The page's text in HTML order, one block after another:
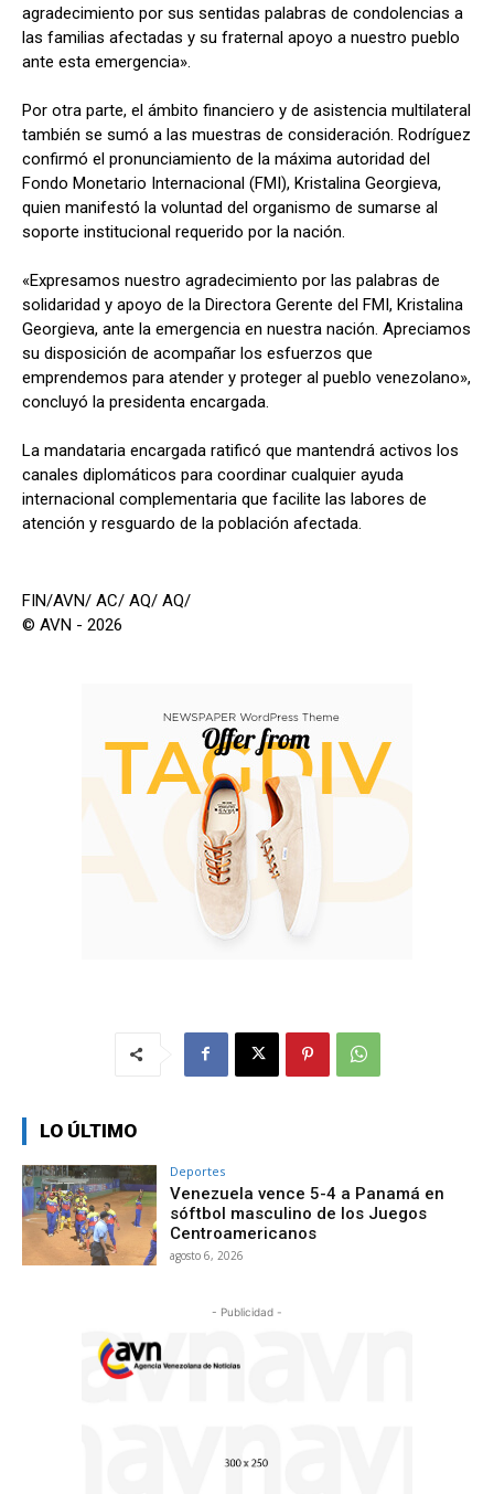
agradecimiento por sus sentidas palabras de condolencias a
las familias afectadas y su fraternal apoyo a nuestro pueblo
ante esta emergencia».
Por otra parte, el ámbito financiero y de asistencia multilateral
también se sumó a las muestras de consideración. Rodríguez
confirmó el pronunciamiento de la máxima autoridad del
Fondo Monetario Internacional (FMI), Kristalina Georgieva,
quien manifestó la voluntad del organismo de sumarse al
soporte institucional requerido por la nación.
«Expresamos nuestro agradecimiento por las palabras de
solidaridad y apoyo de la Directora Gerente del FMI, Kristalina
Georgieva, ante la emergencia en nuestra nación. Apreciamos
su disposición de acompañar los esfuerzos que
emprendemos para atender y proteger al pueblo venezolano»,
concluyó la presidenta encargada.
La mandataria encargada ratificó que mantendrá activos los
canales diplomáticos para coordinar cualquier ayuda
internacional complementaria que facilite las labores de
atención y resguardo de la población afectada.
FIN/AVN/ AC/ AQ/ AQ/
© AVN - 2026
LO ÚLTIMO
Deportes
Venezuela vence 5-4 a Panamá en
sóftbol masculino de los Juegos
Centroamericanos
agosto 6, 2026
- Publicidad -